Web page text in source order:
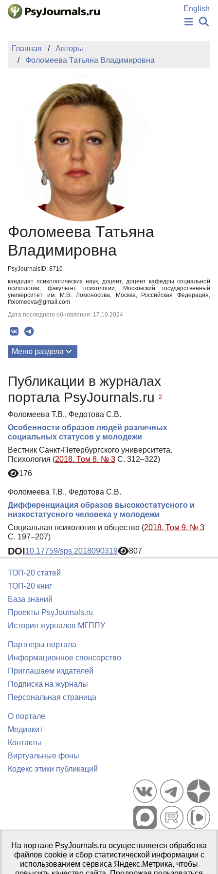
Перейти к основному содержанию
English
ИЗДАНИЯ
АВТОРЫ
БАЗА ЗНАНИЙ
КЛЮЧЕВЫЕ СЛОВА
Регистрация
Главная
Авторы
Фоломеева Татьяна Владимировна
Фоломеева Татьяна
Владимировна
PsyJournalsID: 8710
кандидат психологических наук, доцент, доцент кафедры социальной
психологии, факультет психологии, Московский государственный
университет им. М.В. Ломоносова, Москва, Российская Федерация,
tfolomeeva@gmail.com
Дата последнего обновления: 17.10.2024
Меню раздела
Публикации в журналах
портала PsyJournals.ru
2
Фоломеева Т.В., Федотова С.В.
Особенности образов людей различных
социальных статусов у молодежи
Вестник Санкт-Петербургского университета.
Психология (2018. Том 8. № 3 С. 312–322)
176
Фоломеева Т.В., Федотова С.В.
Дифференциация образов высокостатусного и
низкостатусного человека у молодежи
Социальная психология и общество (2018. Том 9. № 3
С. 197–207)
DOI10.17759/sps.2018090319 807
ТОП-20 статей
ТОП-20 книг
База знаний
Проекты PsyJournals.ru
История журналов МГППУ
Партнеры портала
Информационное спонсорство
Приглашаем издателей
Подписка на журналы
Персональная страница
О портале
Медиакит
Контакты
Виртуальные фоны
Кодекс этики публикаций
Портал психологических изданий PsyJournals.ru, 2007–2026
Правила использования материалов
Свидетельство регистрации СМИЭл № ФС77-66447 от 14 июля
2016 г.
На портале PsyJournals.ru осуществляется обработка
файлов cookie и сбор статистической информации с
использованием сервиса Яндекс.Метрика, чтобы